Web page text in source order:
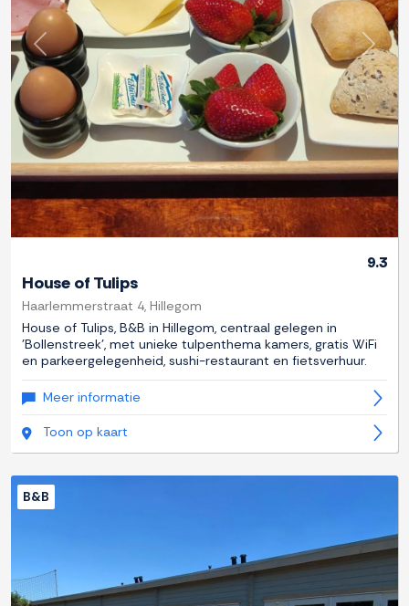
Previous Next
9.3
House of Tulips
Haarlemmerstraat 4, Hillegom
House of Tulips, B&B in Hillegom, centraal gelegen in
'Bollenstreek', met unieke tulpenthema kamers, gratis WiFi
en parkeergelegenheid, sushi-restaurant en fietsverhuur.
Meer informatie
Toon op kaart
B&B